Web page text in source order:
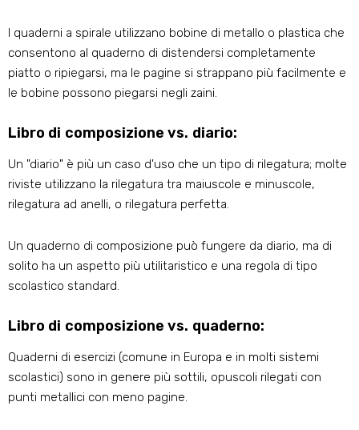
I quaderni a spirale utilizzano bobine di metallo o plastica che
consentono al quaderno di distendersi completamente
piatto o ripiegarsi, ma le pagine si strappano più facilmente e
le bobine possono piegarsi negli zaini.
Libro di composizione vs. diario:
Un "diario" è più un caso d'uso che un tipo di rilegatura; molte
riviste utilizzano la rilegatura tra maiuscole e minuscole,
rilegatura ad anelli, o rilegatura perfetta.
Un quaderno di composizione può fungere da diario, ma di
solito ha un aspetto più utilitaristico e una regola di tipo
scolastico standard.
Libro di composizione vs. quaderno:
Quaderni di esercizi (comune in Europa e in molti sistemi
scolastici) sono in genere più sottili, opuscoli rilegati con
punti metallici con meno pagine.